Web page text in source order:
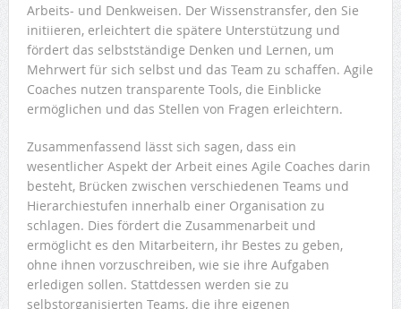
Arbeits- und Denkweisen. Der Wissenstransfer, den Sie
initiieren, erleichtert die spätere Unterstützung und
fördert das selbstständige Denken und Lernen, um
Mehrwert für sich selbst und das Team zu schaffen. Agile
Coaches nutzen transparente Tools, die Einblicke
ermöglichen und das Stellen von Fragen erleichtern.
Zusammenfassend lässt sich sagen, dass ein
wesentlicher Aspekt der Arbeit eines Agile Coaches darin
besteht, Brücken zwischen verschiedenen Teams und
Hierarchiestufen innerhalb einer Organisation zu
schlagen. Dies fördert die Zusammenarbeit und
ermöglicht es den Mitarbeitern, ihr Bestes zu geben,
ohne ihnen vorzuschreiben, wie sie ihre Aufgaben
erledigen sollen. Stattdessen werden sie zu
selbstorganisierten Teams, die ihre eigenen